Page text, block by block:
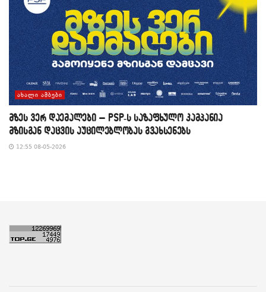
ᲐᲮᲐᲚᲘ ᲐᲛᲑᲔᲑᲘ
მზეს ვერ დაემალები – PSP-ს საზაფხულო კამპანია
მზისგან დაცვის აუცილებლობას გვახსენებს
12:55 08-05-2026